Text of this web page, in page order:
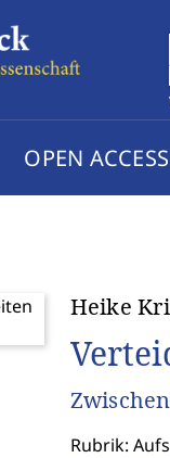
OPEN ACCESS
Heike
Rubrik: